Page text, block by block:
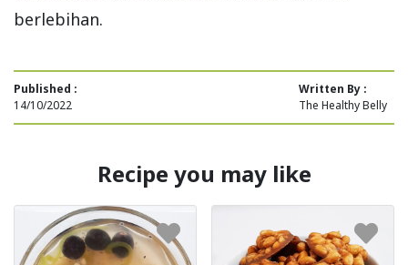
berlebihan.
Published :
14/10/2022
Written By :
The Healthy Belly
Recipe you may like